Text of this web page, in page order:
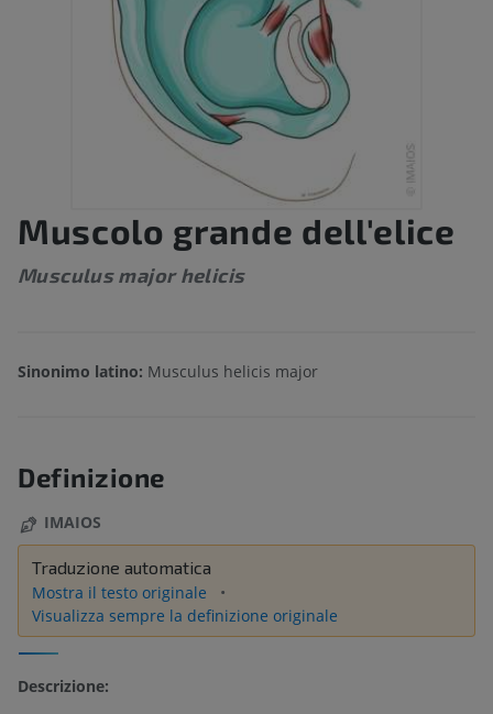
Muscolo grande dell'elice
Musculus major helicis
Sinonimo latino: Musculus helicis major
Definizione
IMAIOS
Traduzione automatica
Mostra il testo originale
Visualizza sempre la definizione originale
Descrizione: